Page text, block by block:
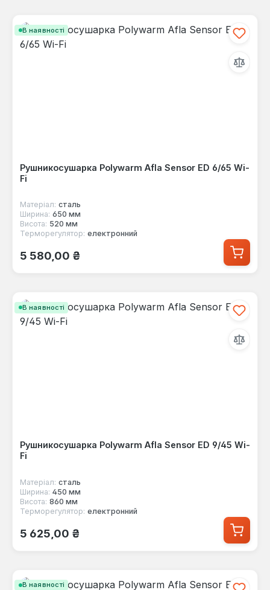
В наявності
Рушникосушарка Polywarm Afla Sensor ED 6/65 Wi-
Fi
Матеріал: сталь
Ширина: 650 мм
Висота: 520 мм
Терморегулятор: електронний
Звичайна ціна:
5 580,00 ₴
В наявності
Рушникосушарка Polywarm Afla Sensor ED 9/45 Wi-
Fi
Матеріал: сталь
Ширина: 450 мм
Висота: 860 мм
Терморегулятор: електронний
Звичайна ціна:
5 625,00 ₴
В наявності